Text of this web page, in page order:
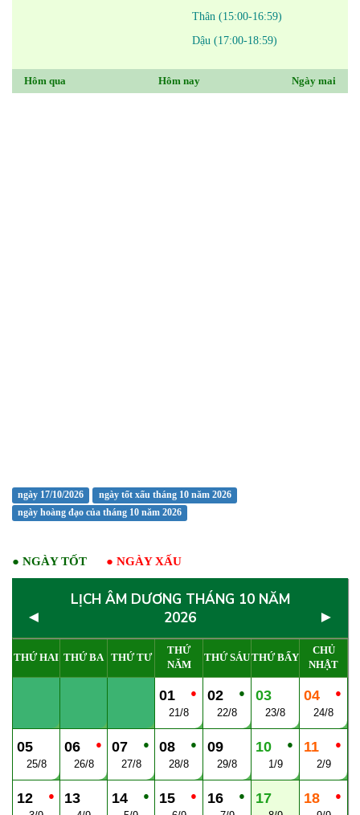
Thân (15:00-16:59)
Dậu (17:00-18:59)
Hôm qua Hôm nay Ngày mai
ngày 17/10/2026
ngày tốt xấu tháng 10 năm 2026
ngày hoàng đạo của tháng 10 năm 2026
● NGÀY TỐT ● NGÀY XẤU
◄
LỊCH ÂM DƯƠNG THÁNG 10 NĂM
2026
►
THỨ HAI THỨ BA THỨ TƯ
THỨ
NĂM
THỨ SÁUTHỨ BẨY
CHỦ
NHẬT
●
01
21/8
●
02
22/8
03
23/8
●
04
24/8
05
25/8
●
06
26/8
●
07
27/8
●
08
28/8
09
29/8
●
10
1/9
●
11
2/9
●
12 13 ●
14 ●
15 ●
16 17 ●
18